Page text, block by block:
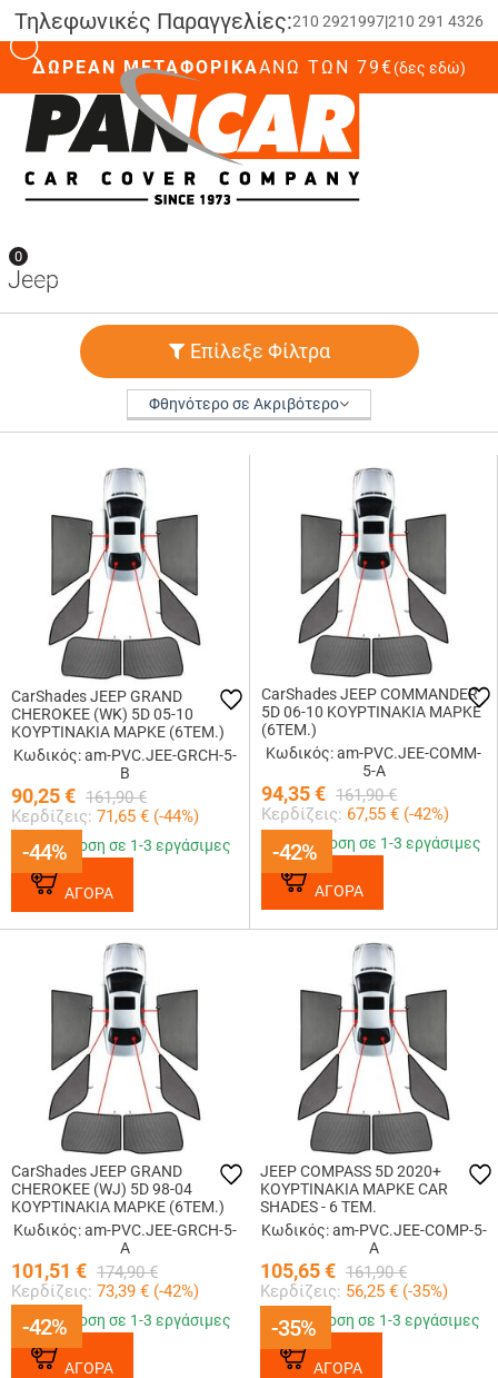
Τηλεφωνικές Παραγγελίες:210 2921997|210 291 4326
ΔΩΡΕΑΝ ΜΕΤΑΦΟΡΙΚΑΆΝΩ ΤΩΝ 79€(δες εδώ)
0
Jeep
Επίλεξε Φίλτρα
Φθηνότερο σε Ακριβότερο
-44%
CarShades JEEP GRAND
CHEROKEE (WK) 5D 05-10
ΚΟΥΡΤΙΝΑΚΙΑ ΜΑΡΚΕ (6ΤΕΜ.)
Κωδικός: am-PVC.JEE-GRCH-5-
B
90,25€ 161,90 €
Κερδίζεις: 71,65 € (-44%)
-44%
Παράδοση σε 1-3 εργάσιμες
ΑΓΟΡΑ
-42%
CarShades JEEP COMMANDER
5D 06-10 ΚΟΥΡΤΙΝΑΚΙΑ ΜΑΡΚΕ
(6ΤΕΜ.)
Κωδικός: am-PVC.JEE-COMM-
5-A
94,35€ 161,90 €
Κερδίζεις: 67,55 € (-42%)
-42%
Παράδοση σε 1-3 εργάσιμες
ΑΓΟΡΑ
-42%
CarShades JEEP GRAND
CHEROKEE (WJ) 5D 98-04
ΚΟΥΡΤΙΝΑΚΙΑ ΜΑΡΚΕ (6ΤΕΜ.)
Κωδικός: am-PVC.JEE-GRCH-5-
A
101,51 € 174,90 €
Κερδίζεις: 73,39 € (-42%)
-42%
Παράδοση σε 1-3 εργάσιμες
ΑΓΟΡΑ
-35%
JEEP COMPASS 5D 2020+
ΚΟΥΡΤΙΝΑΚΙΑ ΜΑΡΚΕ CAR
SHADES - 6 ΤΕΜ.
Κωδικός: am-PVC.JEE-COMP-5-
A
105,65€ 161,90 €
Κερδίζεις: 56,25 € (-35%)
-35%
Παράδοση σε 1-3 εργάσιμες
ΑΓΟΡΑ